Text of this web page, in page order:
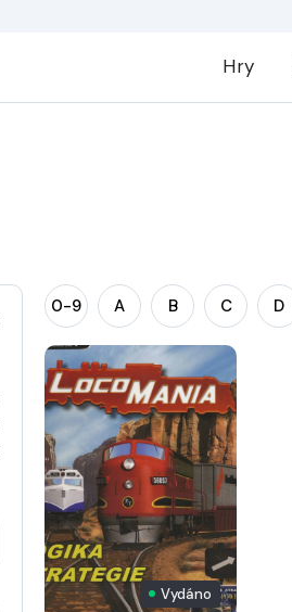
Hry
0-9 A B C D
Vydáno